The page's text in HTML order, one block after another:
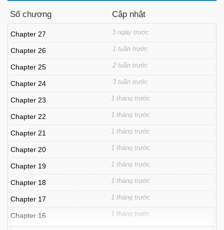
Số chương Cập nhật
Chapter 27 3 ngày trước
Chapter 26 1 tuần trước
Chapter 25 2 tuần trước
Chapter 24 3 tuần trước
Chapter 23 1 tháng trước
Chapter 22 1 tháng trước
Chapter 21 1 tháng trước
Chapter 20 1 tháng trước
Chapter 19 1 tháng trước
Chapter 18 1 tháng trước
Chapter 17 1 tháng trước
Chapter 16 1 tháng trước